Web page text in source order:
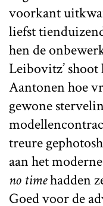
voorkant
liefst
hen de
Leibovitz’
Aantonen hoe
gewone
treure
aan het
no timehadden
Goed voor de